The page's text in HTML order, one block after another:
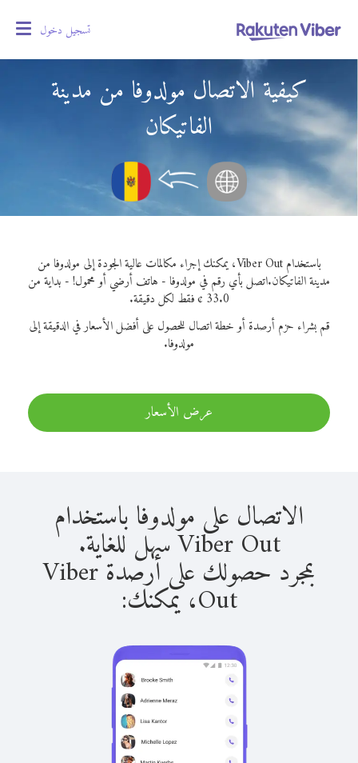
تسجيل دخول
كيفية الاتصال مولدوفا من مدينة
الفاتيكان
باستخدام Viber Out، يمكنك إجراء مكالمات عالية الجودة إلى مولدوفا من
مدينة الفاتيكان.اتصل بأي رقم في مولدوفا - هاتف أرضي أو محمول! - بداية من
33.0 ¢ فقط لكل دقيقة.
قم بشراء حزم أرصدة أو خطة اتصال للحصول على أفضل الأسعار في الدقيقة إلى
مولدوفا.
عرض الأسعار
الاتصال على مولدوفا باستخدام
Viber Out سهل للغاية.
بمجرد حصولك على أرصدة Viber
Out، يمكنك: